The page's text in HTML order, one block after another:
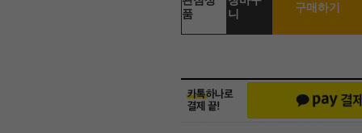
품
니
구매하기